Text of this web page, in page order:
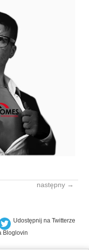
następny →
Udostępnij na Twitterze
Bloglovin